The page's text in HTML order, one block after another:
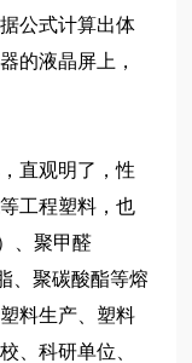
公式计算出体
的液晶屏上，
直观明了，性
工程塑料，也
、聚甲醛
、聚碳酸酯等熔
料生产、塑料
、科研单位、